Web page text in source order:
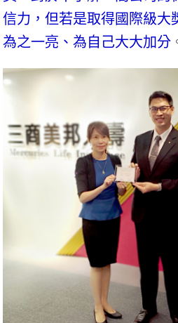
信力，但若是取得國際級大
為之一亮、為自己大大加分